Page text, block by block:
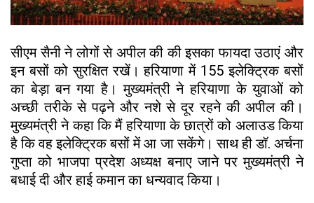
सीएम सैनी ने लोगों से अपील की की इसका फायदा उठाएं और
इन बसों को सुरक्षित रखें। हरियाणा में 155 इलेक्ट्रिक बसों
का बेड़ा बन गया है। मुख्यमंत्री ने हरियाणा के युवाओं को
अच्छी तरीके से पढ़ने और नशे से दूर रहने की अपील की।
मुख्यमंत्री ने कहा कि मैं हरियाणा के छात्रों को अलाउड किया
है कि वह इलेक्ट्रिक बसों में आ जा सकेंगे। साथ ही डॉ. अर्चना
गुप्ता को भाजपा प्रदेश अध्यक्ष बनाए जाने पर मुख्यमंत्री ने
बधाई दी और हाई कमान का धन्यवाद किया।